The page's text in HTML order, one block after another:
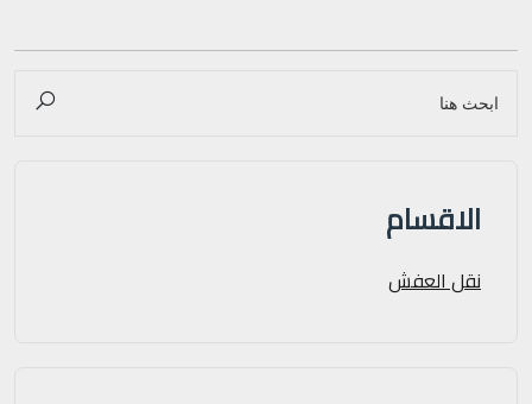
الاقسام
نقل العفش